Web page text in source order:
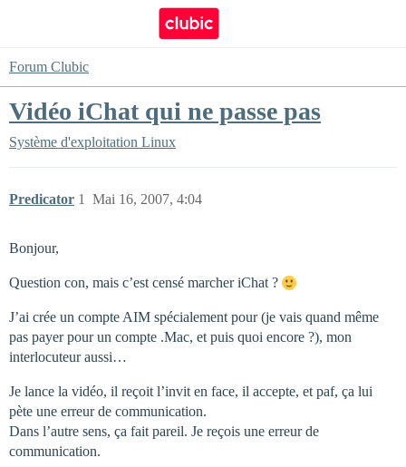
Forum Clubic
Vidéo iChat qui ne passe pas
Système d'exploitation Linux
Predicator Mai 16, 2007, 4:04
1
Bonjour,
Question con, mais c’est censé marcher iChat ?
J’ai crée un compte AIM spécialement pour (je vais quand même
pas payer pour un compte .Mac, et puis quoi encore ?), mon
interlocuteur aussi…
Je lance la vidéo, il reçoit l’invit en face, il accepte, et paf, ça lui
pète une erreur de communication.
Dans l’autre sens, ça fait pareil. Je reçois une erreur de
communication.